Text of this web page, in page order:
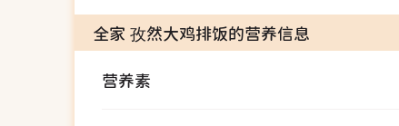
全家 孜然大鸡排饭的营养信息
营养素